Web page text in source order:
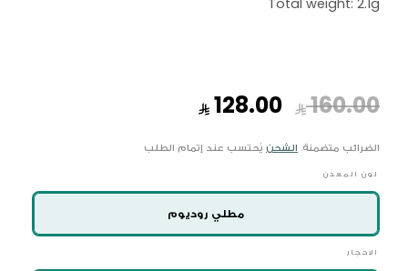
Total weight: 2.1g
السعر
160.00
سعر
128.00
الضرائب متضمنة. الشحن يُحتسب عند إتمام الطلب
لون المعدن
مطلي روديوم
الاحجار